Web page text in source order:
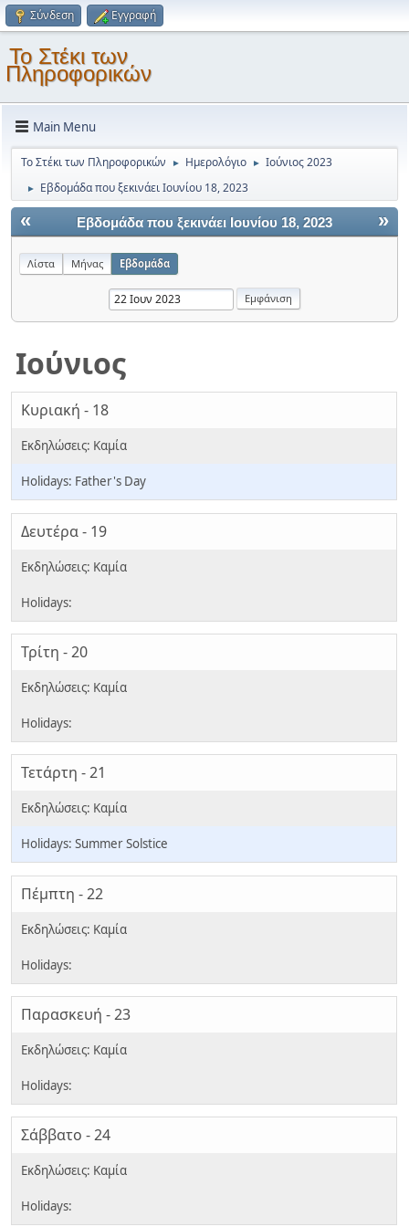
Σύνδεση Εγγραφή
Το Στέκι των
Πληροφορικών
Main Menu
Το Στέκι των Πληροφορικών ► Ημερολόγιο ► Ιούνιος 2023
► Εβδομάδα που ξεκινάει Ιουνίου 18, 2023
« »
Εβδομάδα που ξεκινάει Ιουνίου 18, 2023
Λίστα Μήνας Εβδομάδα
Ιούνιος
Κυριακή - 18
Father's Day
Δευτέρα - 19
Τρίτη - 20
Τετάρτη - 21
Summer Solstice
Πέμπτη - 22
Παρασκευή - 23
Σάββατο - 24